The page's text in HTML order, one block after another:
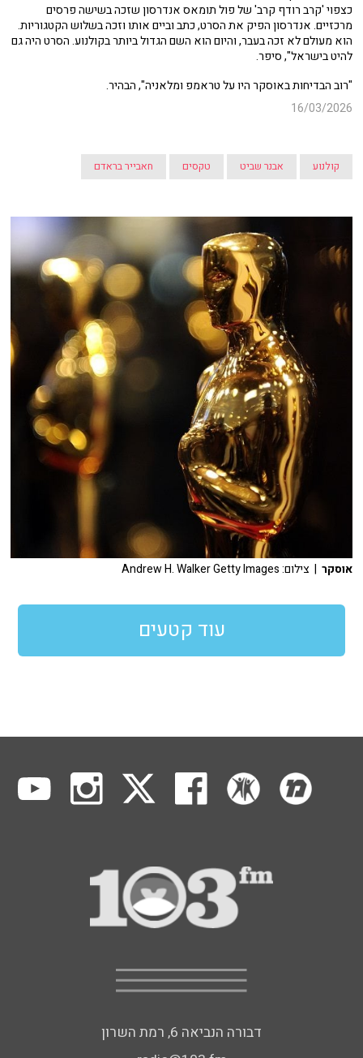
כצפוי 'קרב רודף קרב' של פול תומאס אנדרסון שזכה בשישה פרסים
מרכזיים. אנדרסון הפיק את הסרט, כתב וביים אותו וזכה בשלוש הקטגוריות.
הוא מעולם לא זכה בעבר, והיום הוא השם הגדול ביותר בקולנוע. הסרט היה גם
להיט בישראל", סיפר.
"רוב הבדיחות באוסקר היו על טראמפ ומלאניה", הבהיר.
16/03/2026
קולנוע אבנר שביט טקסים חאבייר בראדם
אוסקר | צילום: Andrew H. Walker Getty Images
עוד קטעים
דבורה הנביאה 6, רמת השרון